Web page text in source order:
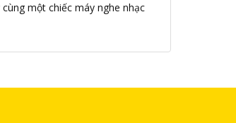
một chiếc máy nghe nhạc